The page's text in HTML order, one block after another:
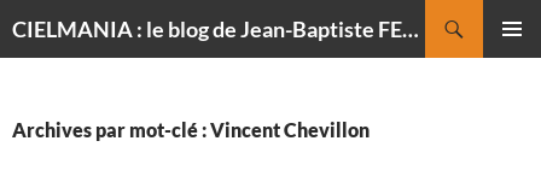
CIELMANIA : le blog de Jean-Baptiste FELDMANN, photographe du ciel
Archives par mot-clé : Vincent Chevillon